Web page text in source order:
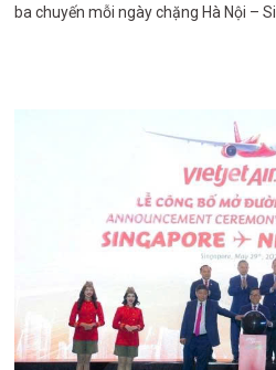
ba chuyến mỗi ngày chặng Hà Nội –